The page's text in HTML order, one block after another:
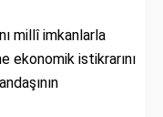
millî imkanlarla
ekonomik istikrarını